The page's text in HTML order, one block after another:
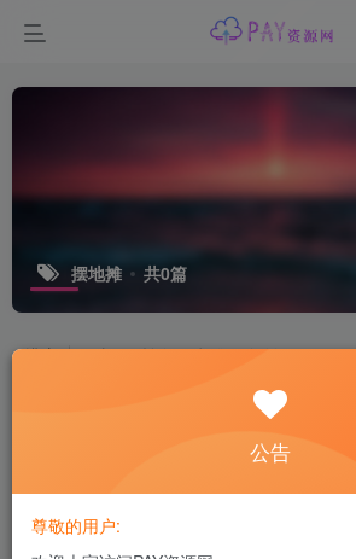
摆地摊 共0篇
排序 更新 浏览 点赞 评论
公告
尊敬的用户: